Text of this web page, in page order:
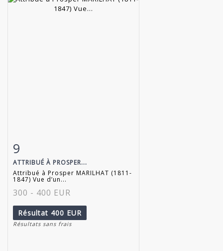
Fiche détaillée
9
ATTRIBUÉ À PROSPER...
Attribué à Prosper MARILHAT (1811-
1847) Vue d’un...
300 - 400 EUR
Résultat 400 EUR
Résultats sans frais